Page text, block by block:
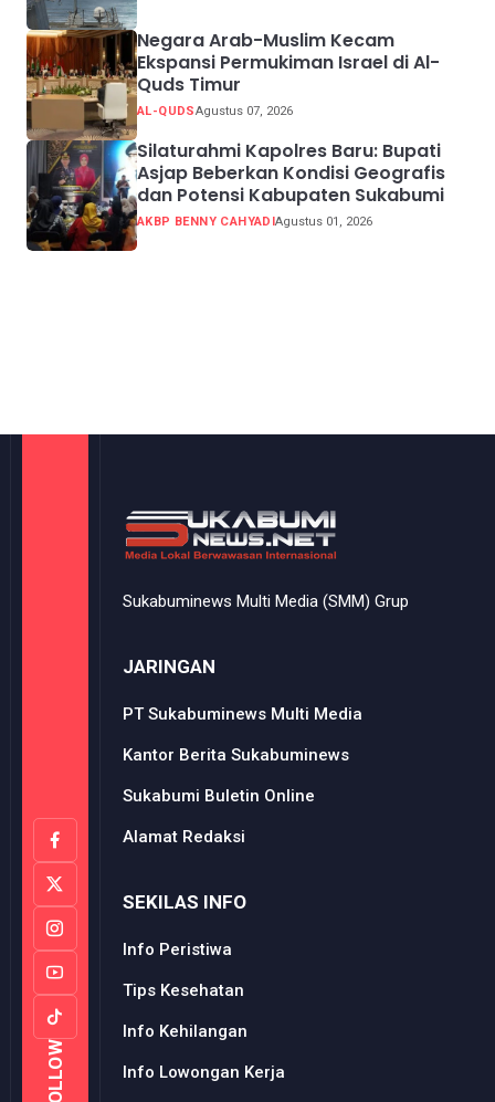
Negara Arab-Muslim Kecam
Ekspansi Permukiman Israel di Al-
Quds Timur
AL-QUDSAgustus 07, 2026
Silaturahmi Kapolres Baru: Bupati
Asjap Beberkan Kondisi Geografis
dan Potensi Kabupaten Sukabumi
AKBP BENNY CAHYADIAgustus 01, 2026
FOLLOW
Sukabuminews Multi Media (SMM) Grup
JARINGAN
PT Sukabuminews Multi Media
Kantor Berita Sukabuminews
Sukabumi Buletin Online
Alamat Redaksi
SEKILAS INFO
Info Peristiwa
Tips Kesehatan
Info Kehilangan
Info Lowongan Kerja